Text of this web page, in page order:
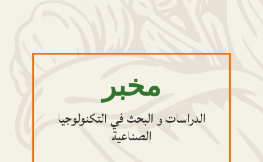
مخبر
الدراسات و البحث في التكنولوجيا
الصناعية